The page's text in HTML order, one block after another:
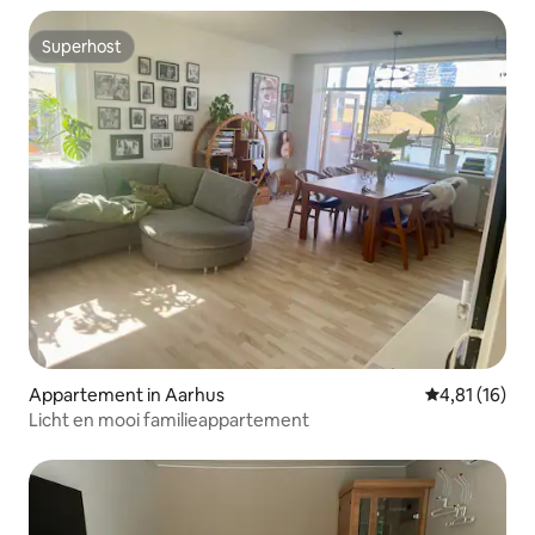
Superhost
Superhost
Appartement in Aarhus Gemiddelde
4,81 (16)
Licht en mooi familieappartement